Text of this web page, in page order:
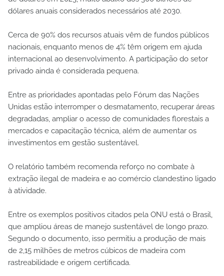
dólares anuais considerados necessários até 2030.
Cerca de 90% dos recursos atuais vêm de fundos públicos
nacionais, enquanto menos de 4% têm origem em ajuda
internacional ao desenvolvimento. A participação do setor
privado ainda é considerada pequena.
Entre as prioridades apontadas pelo Fórum das Nações
Unidas estão interromper o desmatamento, recuperar áreas
degradadas, ampliar o acesso de comunidades florestais a
mercados e capacitação técnica, além de aumentar os
investimentos em gestão sustentável.
O relatório também recomenda reforço no combate à
extração ilegal de madeira e ao comércio clandestino ligado
à atividade.
Entre os exemplos positivos citados pela ONU está o Brasil,
que ampliou áreas de manejo sustentável de longo prazo.
Segundo o documento, isso permitiu a produção de mais
de 2,15 milhões de metros cúbicos de madeira com
rastreabilidade e origem certificada.